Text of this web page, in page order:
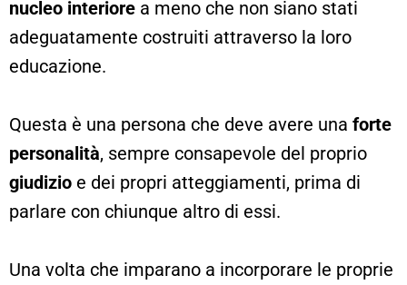
nucleo interiore a meno che non siano stati
adeguatamente costruiti attraverso la loro
educazione.
Questa è una persona che deve avere una forte
personalità, sempre consapevole del proprio
giudizio e dei propri atteggiamenti, prima di
parlare con chiunque altro di essi.
Una volta che imparano a incorporare le proprie